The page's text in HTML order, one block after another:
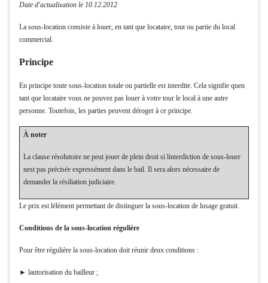
Date d'actualisation le 10.12.2012
La sous-location consiste à louer, en tant que locataire, tout ou partie du local
commercial.
Principe
En principe toute sous-location totale ou partielle est interdite. Cela signifie quen
tant que locataire vous ne pouvez pas louer à votre tour le local à une autre
personne. Toutefois, les parties peuvent déroger à ce principe.
À noter
La clause résolutoire ne peut jouer de plein droit si linterdiction de sous-louer
nest pas précisée expressément dans le bail. Il sera alors nécessaire de
demander la résiliation judiciaire.
Le prix est lélément permettant de distinguer la sous-location de lusage gratuit.
Conditions de la sous-location régulière
Pour être régulière la sous-location doit réunir deux conditions :
► lautorisation du bailleur ;